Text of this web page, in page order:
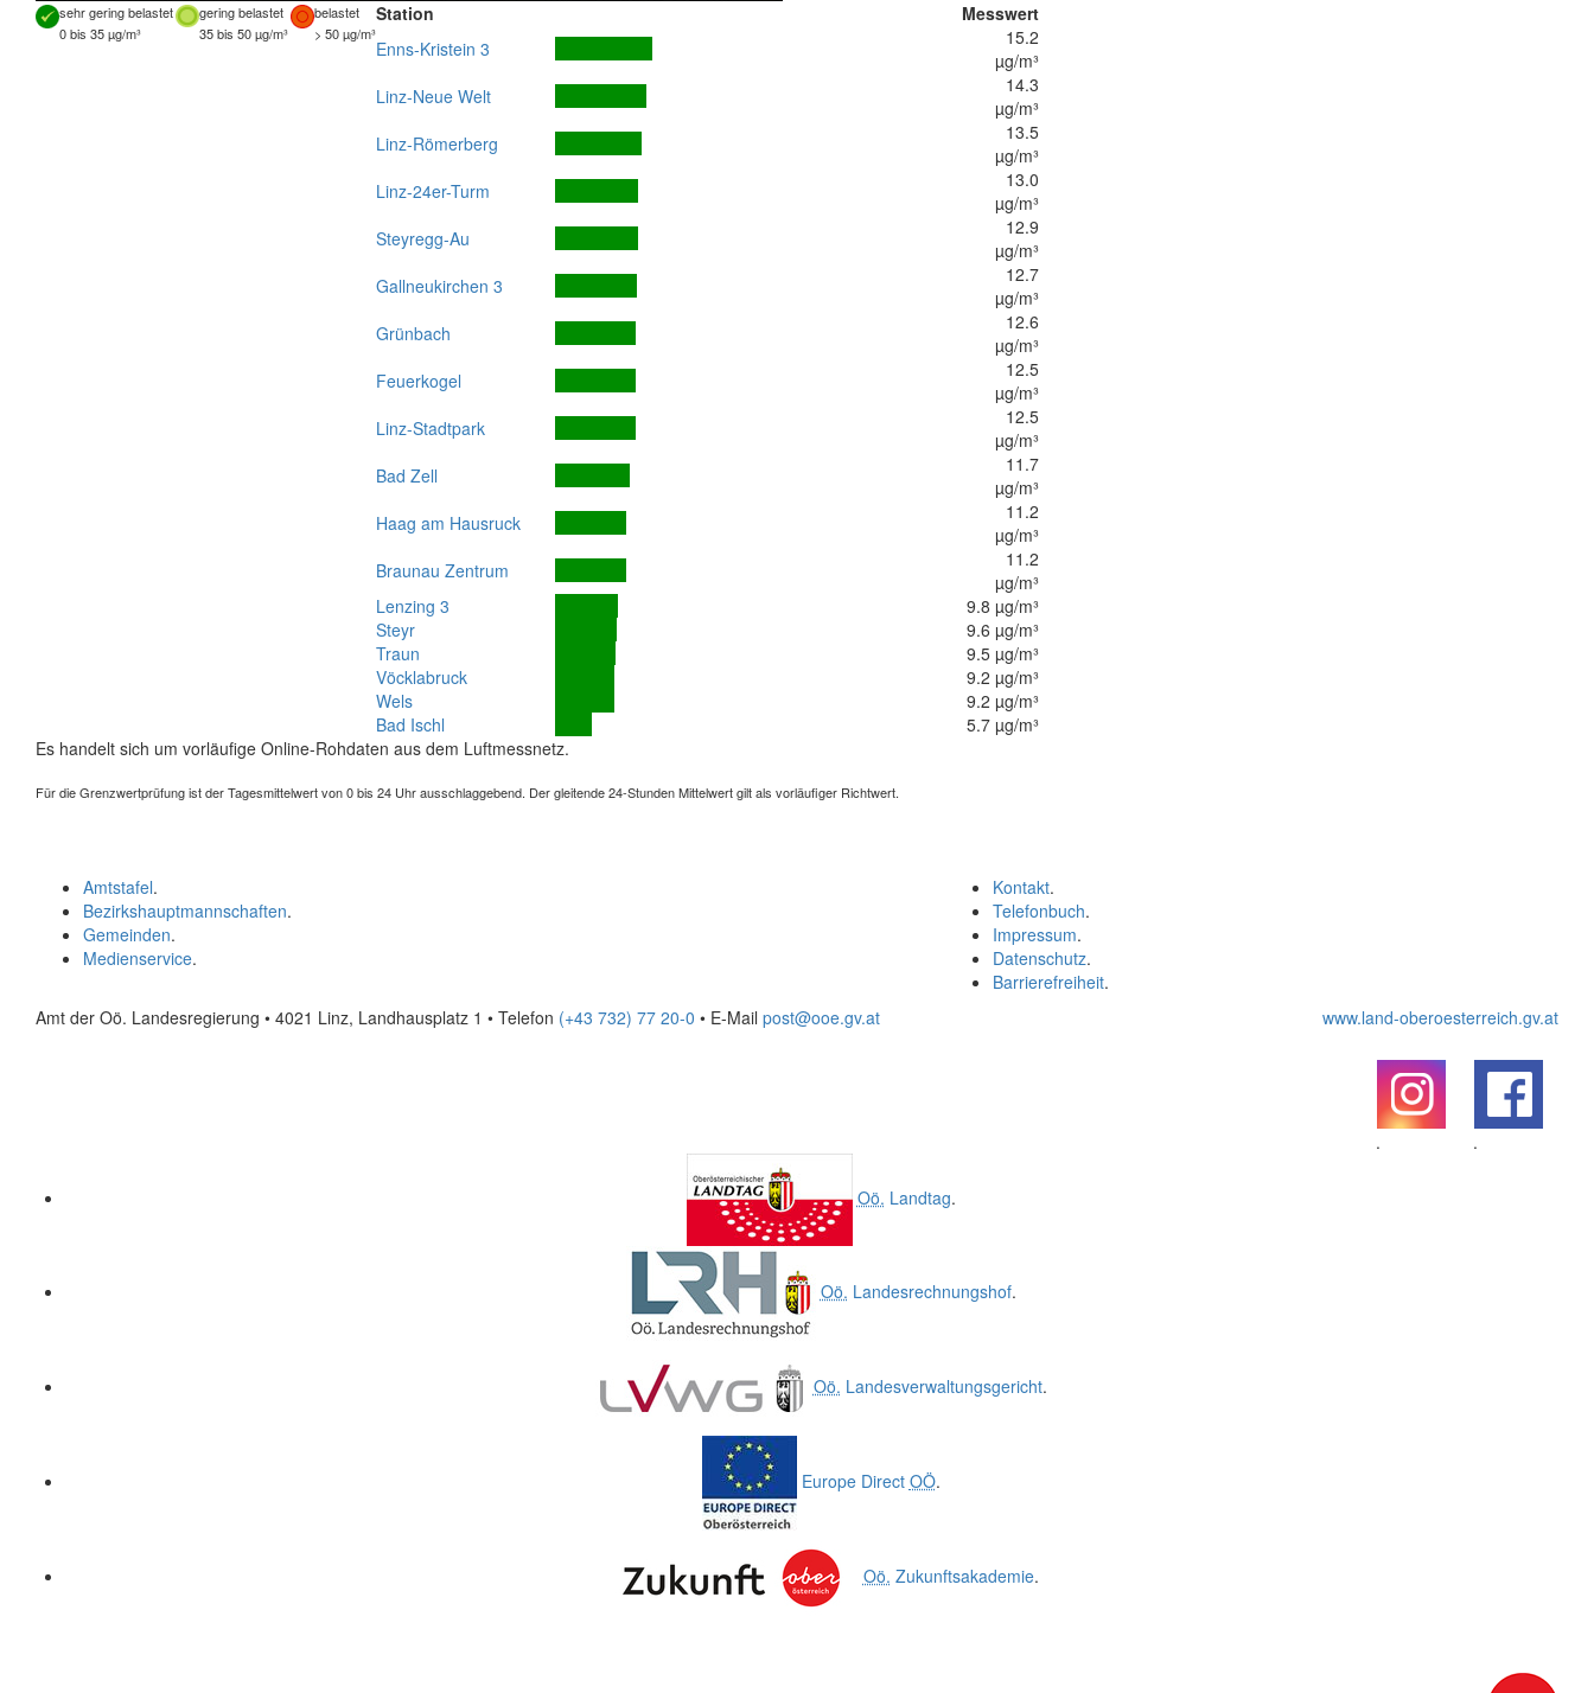
sehr gering belastet gering belastet
belastet
0 bis 35 µg/m³
35 bis 50 µg/m³ > 50 µg/m³
Station
Messwert
Enns-Kristein 3
15.2
µg/m³
Linz-Neue Welt
14.3
µg/m³
Linz-Römerberg
13.5
µg/m³
Linz-24er-Turm
13.0
µg/m³
Steyregg-Au
12.9
µg/m³
Gallneukirchen 3
12.7
µg/m³
Grünbach
12.6
µg/m³
Feuerkogel
12.5
µg/m³
Linz-Stadtpark
12.5
µg/m³
Bad Zell
11.7
µg/m³
Haag am Hausruck
11.2
µg/m³
Braunau Zentrum
11.2
µg/m³
Lenzing 3
9.8 µg/m³
Steyr
9.6 µg/m³
Traun
9.5 µg/m³
Vöcklabruck
9.2 µg/m³
Wels
9.2 µg/m³
Bad Ischl
5.7 µg/m³
Es handelt sich um vorläufige Online-Rohdaten aus dem Luftmessnetz.
Für die Grenzwertprüfung ist der Tagesmittelwert von 0 bis 24 Uhr ausschlaggebend. Der gleitende 24-Stunden Mittelwert gilt als vorläufiger Richtwert.
Kontakt.
Telefonbuch.
Impressum.
Datenschutz.
Barrierefreiheit.
Amtstafel.
Bezirkshauptmannschaften.
Gemeinden.
Medienservice.
Amt der Oö. Landesregierung • 4021 Linz, Landhausplatz 1 • Telefon (+43 732) 77 20-0 • E-Mail post@ooe.gv.at www.land-oberoesterreich.gv.at
.
.
Oö. Landtag.
Oö. Landesrechnungshof.
Oö. Landesverwaltungsgericht.
Europe Direct OÖ.
Oö. Zukunftsakademie.